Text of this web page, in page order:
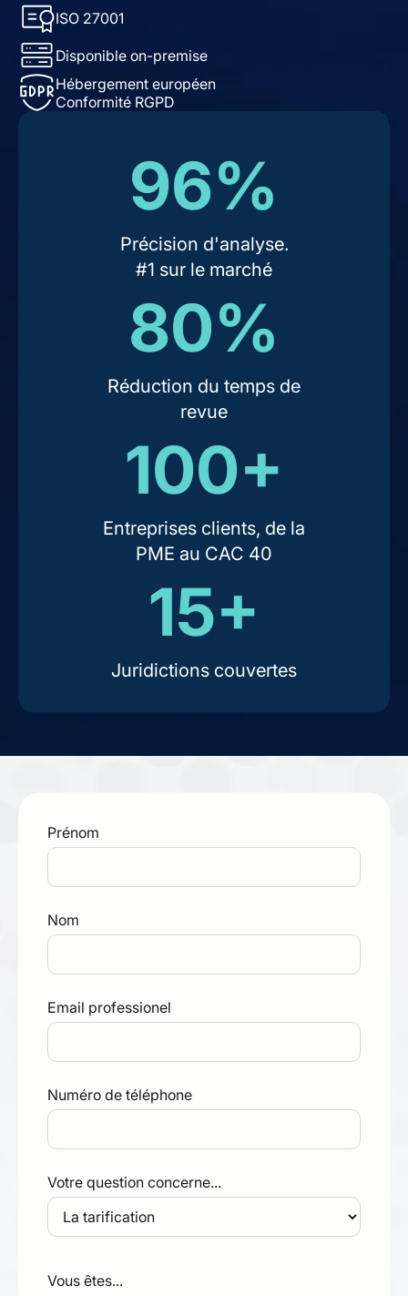
ISO 27001
Disponible on-premise
Hébergement européen
Conformité RGPD
96%
Précision d'analyse.
#1 sur le marché
80%
Réduction du temps de
revue
100+
Entreprises clients, de la
PME au CAC 40
15+
Juridictions couvertes
Prénom
Nom
Email professionel
Numéro de téléphone
Votre question concerne...
Vous êtes...